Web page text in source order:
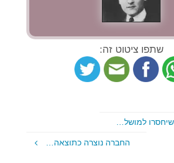
שתפו ציטוט זה:
למושל…
החברה נוצרה כתוצאה…